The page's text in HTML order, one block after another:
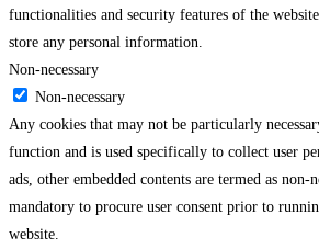
functionalities and security features of the
store any personal information.
Non-necessary
Non-necessary
Any cookies that may not be particularly
function and is used specifically to collect user
ads, other embedded contents are termed as non-
mandatory to procure user consent prior to
website.